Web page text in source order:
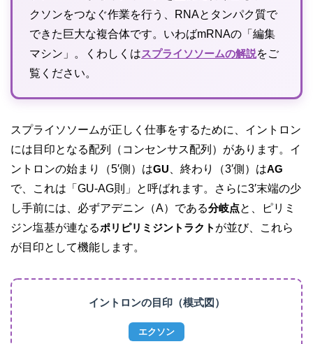
クソンをつなぐ作業を行う、RNAとタンパク質で
できた巨大な複合体です。いわばmRNAの「編集
マシン」。くわしくはスプライソソームの解説をご
覧ください。
スプライソソームが正しく仕事をするために、イントロン
には目印となる配列（コンセンサス配列）があります。イ
ントロンの始まり（5′側）はGU 、終わり（3′側）はAG
で、これは「GU-AG則」と呼ばれます。さらに3′末端の少
し手前には、必ずアデニン（A）である分岐点と、ピリミ
ジン塩基が連なるポリピリミジントラクト が並び、これら
が目印として機能します。
イントロンの目印（模式図）
エクソン